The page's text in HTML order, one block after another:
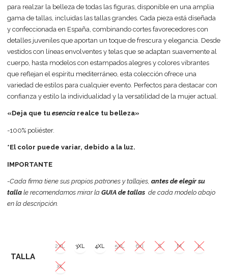
para realzar la belleza de todas las figuras, disponible en una amplia
gama de tallas, incluidas las tallas grandes. Cada pieza está diseñada
y confeccionada en España, combinando cortes favorecedores con
detalles juveniles que aportan un toque de frescura y elegancia. Desde
vestidos con líneas envolventes y telas que se adaptan suavemente al
cuerpo, hasta modelos con estampados alegres y colores vibrantes
que reflejan el espíritu mediterráneo, esta colección ofrece una
variedad de estilos para cualquier evento. Perfectos para destacar con
confianza y estilo la individualidad y la versatilidad de la mujer actual.
«Deja que tuesencia realce tu belleza»
-100% poliéster.
*El color puede variar, debido a la luz.
IMPORTANTE
-Cada firma tiene sus propios patrones y tallajes,antes de elegir su
talla le recomendamos mirar laGUIA de tallas de cada modelo abajo
en la descripción.
TALLA
2XL 3XL 4XL 5XL 6xl S M L
XL